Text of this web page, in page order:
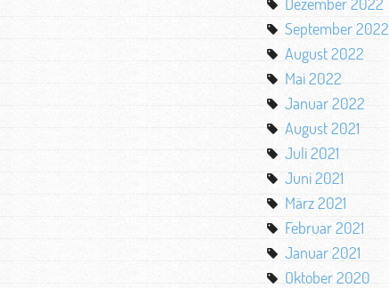
September 2022
August 2022
Mai 2022
Januar 2022
August 2021
Juli 2021
Juni 2021
März 2021
Februar 2021
Januar 2021
Oktober 2020